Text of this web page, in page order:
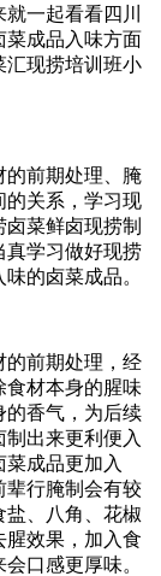
一起看看四川
菜成品入味方面
汇现捞培训班小
的前期处理、腌
的关系，学习现
菜鲜卤现捞制
真学习做好现捞
的卤菜成品。
的前期处理，经
食材本身的腥味
的香气，为后续
出来更利便入
成品更加入
辈行腌制会有较
盐、八角、花椒
腥效果，加入食
口感更厚味。